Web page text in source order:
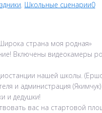
, Школьные сценарии0
страна моя родная»
Включены видеокамеры
нашей школы.
и администрация
и дедушки!
вас на стартовой